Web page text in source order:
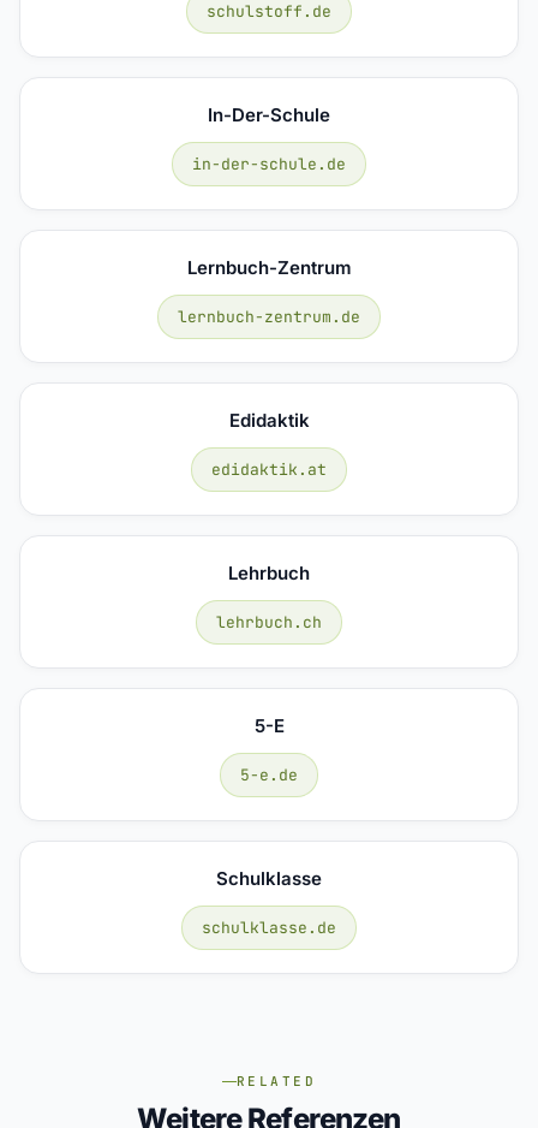
schulstoff.de
In-Der-Schule
in-der-schule.de
Lernbuch-Zentrum
lernbuch-zentrum.de
Edidaktik
edidaktik.at
Lehrbuch
lehrbuch.ch
5-E
5-e.de
Schulklasse
schulklasse.de
RELATED
Weitere Referenzen